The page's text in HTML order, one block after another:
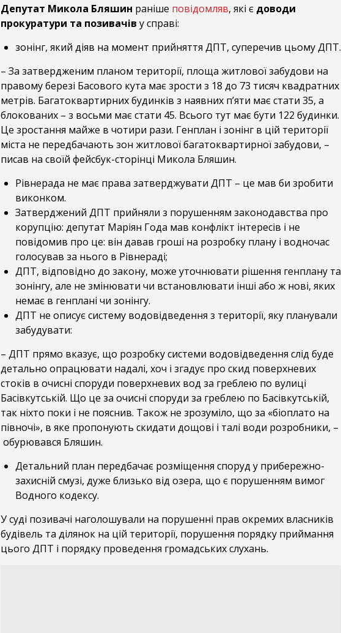
Депутат Микола Бляшин раніше повідомляв, які є доводи
прокуратури та позивачів у справі:
зонінг, який діяв на момент прийняття ДПТ, суперечив цьому ДПТ.
– За затвердженим планом території, площа житлової забудови на
правому березі Басового кута має зрости з 18 до 73 тисяч квадратних
метрів. Багатоквартирних будинків з наявних п’яти має стати 35, а
блокованих – з восьми має стати 45. Всього тут має бути 122 будинки.
Це зростання майже в чотири рази. Генплан і зонінг в цій території
міста не передбачають зон житлової багатоквартирної забудови, –
писав на своїй фейсбук-сторінці Микола Бляшин.
Рівнерада не має права затверджувати ДПТ – це мав би зробити
виконком.
Затверджений ДПТ прийняли з порушенням законодавства про
корупцію: депутат Маріян Года мав конфлікт інтересів і не
повідомив про це: він давав гроші на розробку плану і водночас
голосував за нього в Рівнераді;
ДПТ, відповідно до закону, може уточнювати рішення генплану та
зонінгу, але не змінювати чи встановлювати інші або ж нові, яких
немає в генплані чи зонінгу.
ДПТ не описує систему водовідведення з території, яку планували
забудувати:
– ДПТ прямо вказує, що розробку системи водовідведення слід буде
детально опрацювати надалі, хоч і згадує про скид поверхневих
стоків в очисні споруди поверхневих вод за греблею по вулиці
Басівкутській. Що це за очисні споруди за греблею по Басівкутській,
так ніхто поки і не пояснив. Також не зрозуміло, що за «біоплато на
півночі», в яке пропонують скидати дощові і талі води розробники, –
обурювався Бляшин.
Детальний план передбачає розміщення споруд у прибережно-
захисній смузі, дуже близько від озера, що є порушенням вимог
Водного кодексу.
У суді позивачі наголошували на порушенні прав окремих власників
будівель та ділянок на цій території, порушення порядку приймання
цього ДПТ і порядку проведення громадських слухань.